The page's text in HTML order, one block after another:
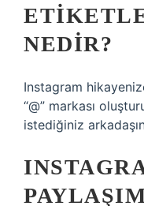
NEDIR?
Instagram
“@” markası
istediğiniz